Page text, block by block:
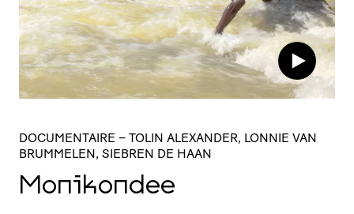
DOCUMENTAIRE – TOLIN ALEXANDER, LONNIE VAN
BRUMMELEN, SIEBREN DE HAAN
Monikondee